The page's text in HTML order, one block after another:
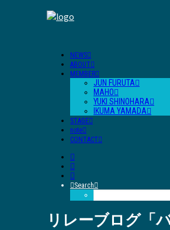
NEWS
ABOUT
MEMBER
JUN FURUTA
MAHO
YUKI SHINOHARA
IKUMA YAMADA
STAGE
note
CONTACT
Search
リレーブログ「